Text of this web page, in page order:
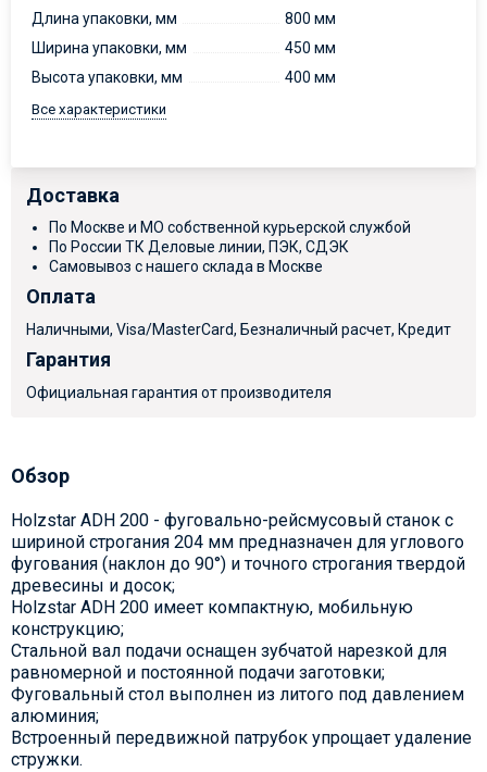
Длина упаковки, мм
800 мм
Ширина упаковки, мм
450 мм
Высота упаковки, мм
400 мм
Все характеристики
Доставка
По Москве и МО собственной курьерской службой
По России ТК Деловые линии, ПЭК, СДЭК
Самовывоз с нашего склада в Москве
Оплата
Наличными, Visa/MasterCard, Безналичный расчет, Кредит
Гарантия
Официальная гарантия от производителя
Обзор
Holzstar ADH 200 - фуговально-рейсмусовый станок с
шириной строгания 204 мм предназначен для углового
фугования (наклон до 90°) и точного строгания твердой
древесины и досок;
Holzstar ADH 200 имеет компактную, мобильную
конструкцию;
Стальной вал подачи оснащен зубчатой нарезкой для
равномерной и постоянной подачи заготовки;
Фуговальный стол выполнен из литого под давлением
алюминия;
Встроенный передвижной патрубок упрощает удаление
стружки.